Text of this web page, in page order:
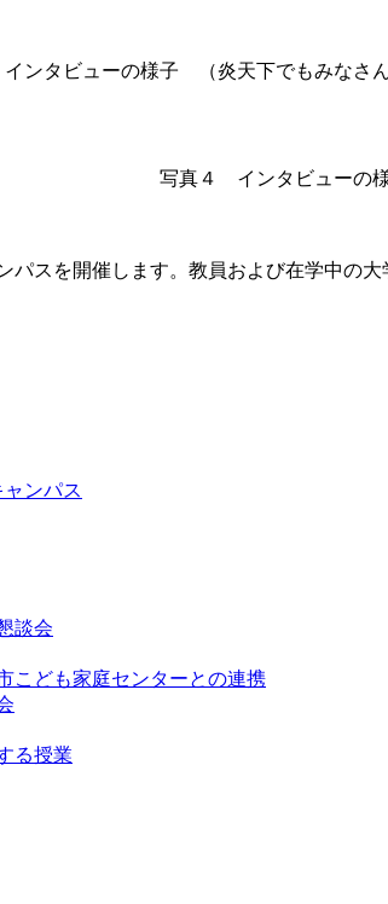
ンタビューの様子 （炎天下でもみなさん
写真４ インタビューの
スを開催します。教員および在学中の
ンパス
談会
こども家庭センターとの連携
る授業